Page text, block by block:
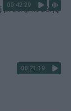
00:42:29
praeitį: kodėl jų
00:21:19